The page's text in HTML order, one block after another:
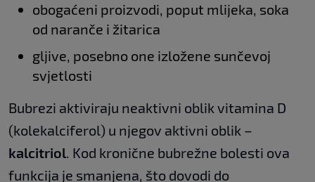
obogaćeni proizvodi, poput mlijeka, soka
od naranče i žitarica
gljive, posebno one izložene sunčevoj
svjetlosti
Bubrezi aktiviraju neaktivni oblik vitamina D
(kolekalciferol) u njegov aktivni oblik –
kalcitriol. Kod kronične bubrežne bolesti ova
funkcija je smanjena, što dovodi do